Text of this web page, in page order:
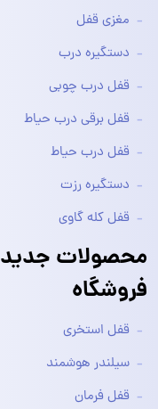
مغزی قفل
دستگیره درب
قفل درب چوبی
قفل برقی درب حیاط
قفل درب حیاط
دستگیره رزت
قفل کله گاوی
محصولات جدید
فروشگاه
قفل استخری
سیلندر هوشمند
قفل فرمان